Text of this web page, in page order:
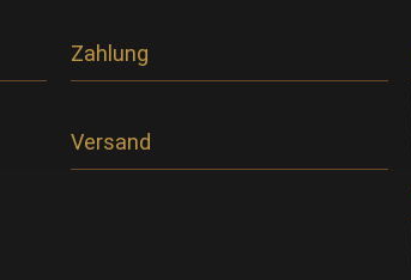
Zahlung
Versand